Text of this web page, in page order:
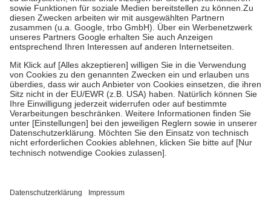
Bei Heilmitteln und häuslicher Krankenpflege beträgt die
Zuzahlung zehn Prozent der Kosten sowie zehn Euro je
Verordnung.
Um das Engagement der Versicherten für ihre eigene Gesundheit zu
stärken und die besondere Stellung der Familie zu unterstützen,
fallenkeine Zuzahlungenan bei:
• Kindern und Jugendlichen bis zum vollendeten 18. Lebensjahr
mit Ausnahme der Fahrkosten
• Untersuchungen zur Vorsorge und Früherkennung, die von der
GKV getragen werden
• empfohlenen Schutzimpfungen
• Harn- und Blutteststreifen
getroffen, um sicherzustellen, dass es sich um echte Bewertungen